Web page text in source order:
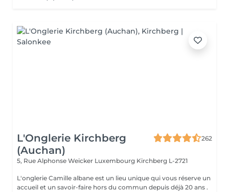
L'Onglerie Kirchberg
(Auchan)
262
5, Rue Alphonse Weicker Luxembourg Kirchberg L-2721
L'onglerie Camille albane est un lieu unique qui vous réserve un
accueil et un savoir-faire hors du commun depuis déjà 20 ans .